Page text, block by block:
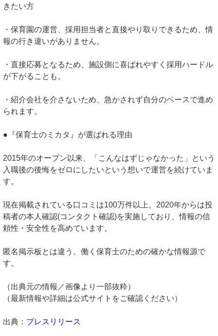
きたい方
・保育園の運営、採用担当者と直接やり取りできるため、情
報の行き違いがありません。
・直接応募となるため、施設側に喜ばれやすく採用ハードル
が下がることも。
・紹介会社を介さないため、急かされず自分のペースで進め
られます。
●『保育士のミカタ』が選ばれる理由
2015年のオープン以来、「こんなはずじゃなかった」という
入職後の後悔をゼロにしたいという想いで運営を続けていま
す。
現在掲載されている口コミは100万件以上。2020年からは投
稿者の本人確認(コンタクト確認)を実施しており、情報の信
頼性・安全性を高めています。
匿名掲示板とは違う、働く保育士のための確かな情報源で
す。
（出典元の情報／画像より一部抜粋）
（最新情報や詳細は公式サイトをご確認ください）
出典： プレスリリース